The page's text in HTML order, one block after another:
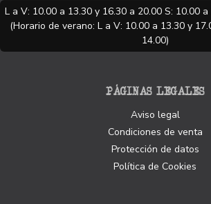
L a V: 10.00 a 13.30 y 16.30 a 20.00 S: 10.00
(Horario de verano: L a V: 10.00 a 13.30 y
14.00)
PÁGINAS LEGALES
Aviso legal
Condiciones de venta
Protección de datos
Política de Cookies